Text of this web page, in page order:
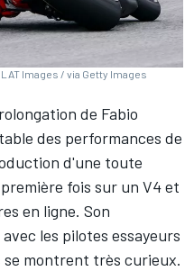
Images / via Getty Images
de Fabio
des performances de
d'une toute
fois sur un V4 et
en ligne. Son
les pilotes essayeurs
montrent très curieux.